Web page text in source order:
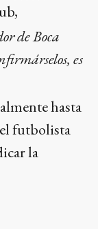
de Boca
es
hasta
futbolista
la